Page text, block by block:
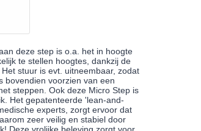
deze step is o.a. het in hoogte
te stellen hoogtes, dankzij de
stuur is evt. uitneembaar, zodat
bovendien voorzien van een
steppen. Ook deze Micro Step is
Het gepatenteerde 'lean-and-
experts, zorgt ervoor dat
zeer veilig en stabiel door